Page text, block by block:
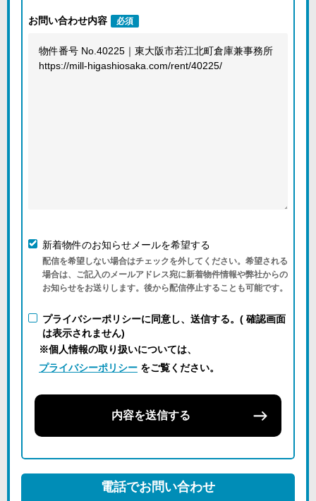
お問い合わせ内容 必須
新着物件のお知らせメールを希望する
配信を希望しない場合はチェックを外してください。希望される
場合は、ご記入のメールアドレス宛に新着物件情報や弊社からの
お知らせをお送りします。後から配信停止することも可能です。
プライバシーポリシーに同意し、送信する。( 確認画面
は表示されません)
※個人情報の取り扱いについては、
プライバシーポリシー をご覧ください。
内容を送信する
電話でお問い合わせ